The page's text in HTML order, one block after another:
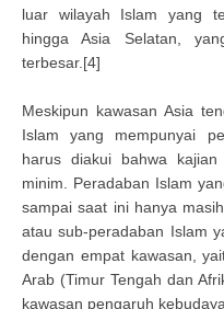
luar wilayah Islam yang
hingga Asia Selatan,
terbesar.[4]
Meskipun kawasan Asia
Islam yang mempunyai
harus diakui bahwa
minim. Peradaban Islam
sampai saat ini hanya
atau sub-peradaban Islam
dengan empat kawasan,
Arab (Timur Tengah dan
kawasan pengaruh